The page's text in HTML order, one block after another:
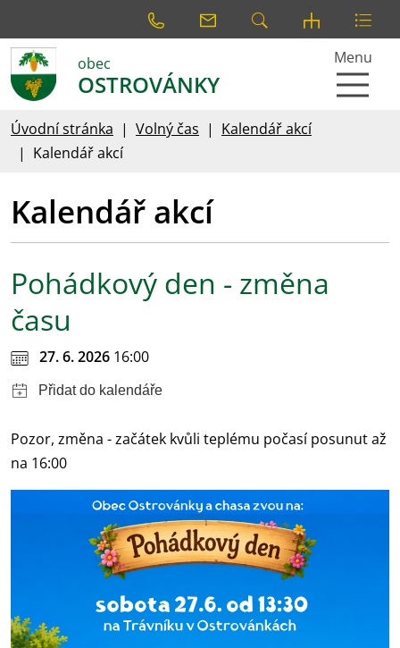
obec
OSTROVÁNKY
Menu
Úvodní stránka Volný čas
Kalendář akcí
Kalendář akcí
Kalendář akcí
Pohádkový den - změna
času
27. 6. 2026 16:00
Pozor, změna - začátek kvůli teplému počasí posunut až
na 16:00